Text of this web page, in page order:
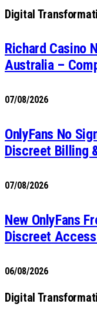
Digital
Richard Casino
Australia –
07/08/2026
OnlyFans No
Discreet Billing
07/08/2026
New OnlyFans
Discreet
06/08/2026
Digital